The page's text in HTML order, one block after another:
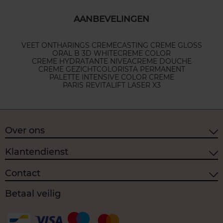
AANBEVELINGEN
VEET ONTHARINGS CREMECASTING CREME GLOSS
ORAL B 3D WHITECREME COLOR
CREME HYDRATANTE NIVEACREME DOUCHE
CREME GEZICHTCOLORISTA PERMANENT
PALETTE INTENSIVE COLOR CREME
PARIS REVITALIFT LASER X3
Over ons
Klantendienst
Contact
Betaal veilig